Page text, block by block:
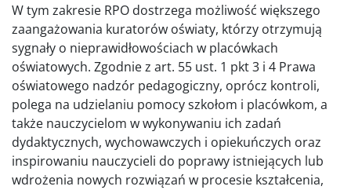
W tym zakresie RPO dostrzega możliwość większego
zaangażowania kuratorów oświaty, którzy otrzymują
sygnały o nieprawidłowościach w placówkach
oświatowych. Zgodnie z art. 55 ust. 1 pkt 3 i 4 Prawa
oświatowego nadzór pedagogiczny, oprócz kontroli,
polega na udzielaniu pomocy szkołom i placówkom, a
także nauczycielom w wykonywaniu ich zadań
dydaktycznych, wychowawczych i opiekuńczych oraz
inspirowaniu nauczycieli do poprawy istniejących lub
wdrożenia nowych rozwiązań w procesie kształcenia,